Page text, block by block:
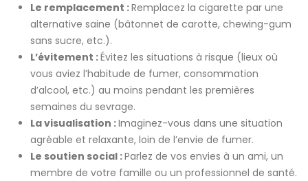
Le remplacement :Remplacez la cigarette par une
alternative saine (bâtonnet de carotte, chewing-gum
sans sucre, etc.).
L’évitement :Évitez les situations à risque (lieux où
vous aviez l’habitude de fumer, consommation
d’alcool, etc.) au moins pendant les premières
semaines du sevrage.
La visualisation :Imaginez-vous dans une situation
agréable et relaxante, loin de l’envie de fumer.
Le soutien social :Parlez de vos envies à un ami, un
membre de votre famille ou un professionnel de santé.